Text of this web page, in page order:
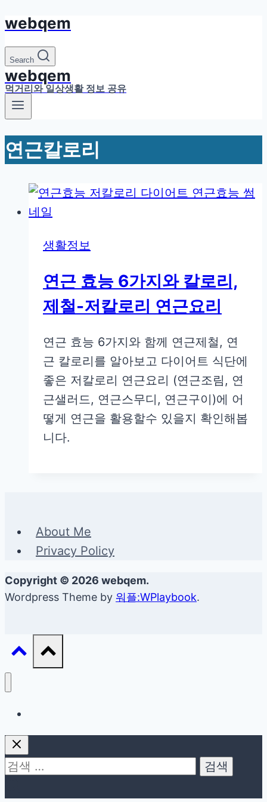
Skip
to
content
webqem
Search
webqem
먹거리와 일상생활 정보 공유
연근칼로리
생활정보
연근 효능 6가지와 칼로리,
제철-저칼로리 연근요리
연근 효능 6가지와 함께 연근제철, 연
근 칼로리를 알아보고 다이어트 식단에
좋은 저칼로리 연근요리 (연근조림, 연
근샐러드, 연근스무디, 연근구이)에 어
떻게 연근을 활용할수 있을지 확인해봅
니다.
About Me
Privacy Policy
Copyright © 2026 webqem.
Wordpress Theme by 워플:WPlaybook.
검